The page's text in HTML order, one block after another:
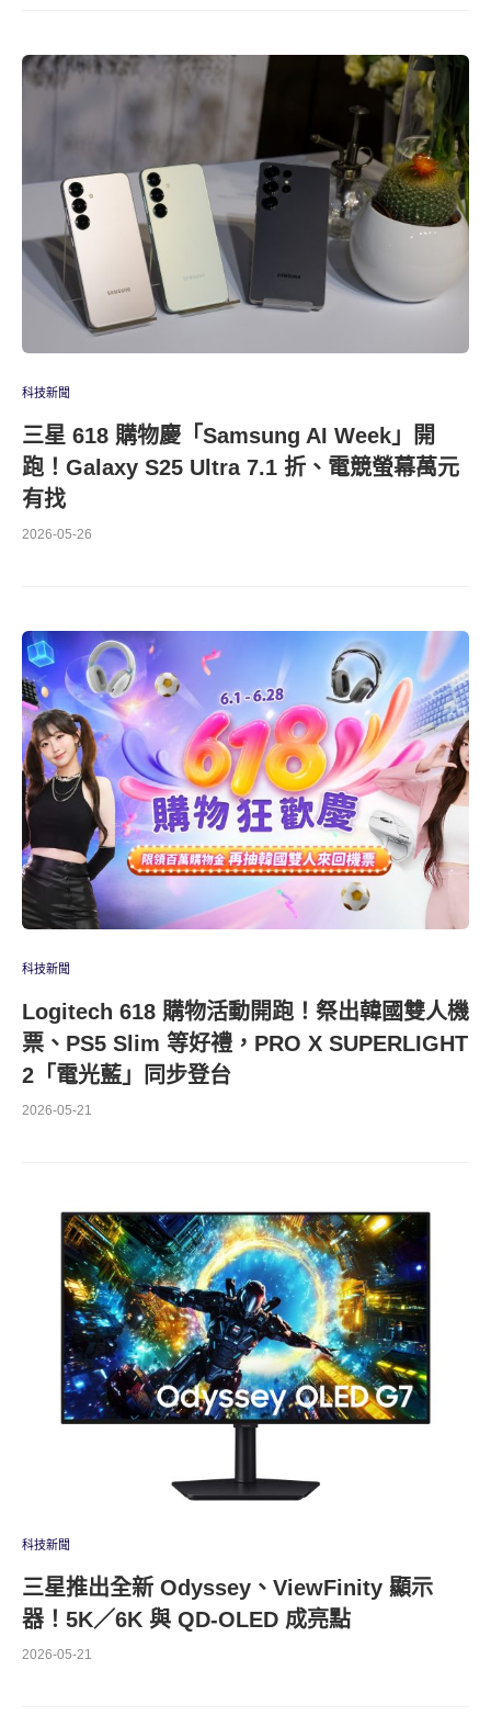
科技新聞
三星 618 購物慶「Samsung AI Week」開
跑！Galaxy S25 Ultra 7.1 折、電競螢幕萬元
有找
2026-05-26
科技新聞
Logitech 618 購物活動開跑！祭出韓國雙人機
票、PS5 Slim 等好禮，PRO X SUPERLIGHT
2「電光藍」同步登台
2026-05-21
科技新聞
三星推出全新 Odyssey、ViewFinity 顯示
器！5K／6K 與 QD-OLED 成亮點
2026-05-21